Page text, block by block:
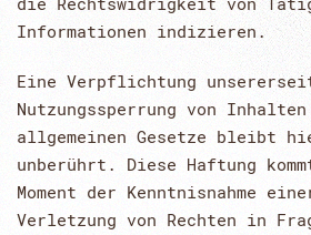
Informationen indizieren.
Eine Verpflichtung
Nutzungssperrung von Inhalten
allgemeinen Gesetze bleibt
unberührt. Diese Haftung
Moment der Kenntnisnahme
Verletzung von Rechten in